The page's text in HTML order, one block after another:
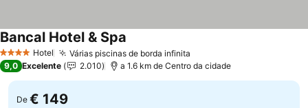
4 EstrelasHotel Várias piscinas de borda infinita
Bancal Hotel & Spa
9,0 Excelente 2.010 a 1.6 km de Centro da cidade
De € 149